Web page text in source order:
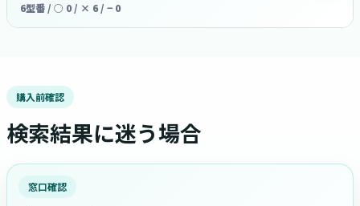
6型番 / ○ 0 / × 6 / − 0
購入前確認
検索結果に迷う場合
窓口確認